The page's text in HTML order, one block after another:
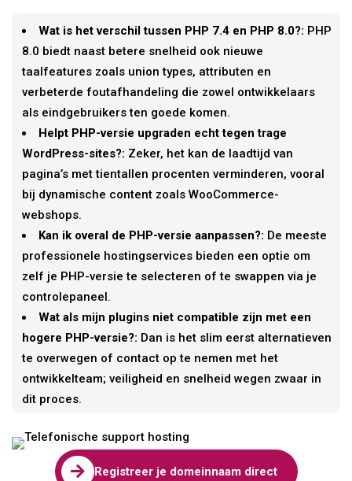
Wat is het verschil tussen PHP 7.4 en PHP 8.0?: PHP
8.0 biedt naast betere snelheid ook nieuwe
taalfeatures zoals union types, attributen en
verbeterde foutafhandeling die zowel ontwikkelaars
als eindgebruikers ten goede komen.
Helpt PHP-versie upgraden echt tegen trage
WordPress-sites?: Zeker, het kan de laadtijd van
pagina’s met tientallen procenten verminderen, vooral
bij dynamische content zoals WooCommerce-
webshops.
Kan ik overal de PHP-versie aanpassen?: De meeste
professionele hostingservices bieden een optie om
zelf je PHP-versie te selecteren of te swappen via je
controlepaneel.
Wat als mijn plugins niet compatible zijn met een
hogere PHP-versie?: Dan is het slim eerst alternatieven
te overwegen of contact op te nemen met het
ontwikkelteam; veiligheid en snelheid wegen zwaar in
dit proces.
 Registreer je domeinnaam direct